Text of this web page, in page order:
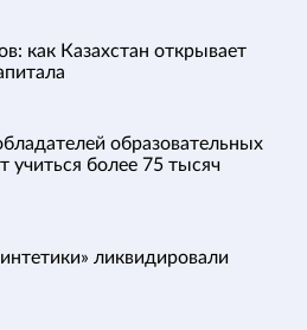
как Казахстан открывает
образовательных
учиться более 75 тысяч
ликвидировали